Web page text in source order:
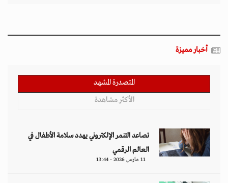
أخبار مميزة
المتصدرة المشهد
الأكثر مشاهدة
تصاعد التنمر الإلكتروني يهدد سلامة الأطفال في
العالم الرقمي
11 مارس 2026 - 13:44